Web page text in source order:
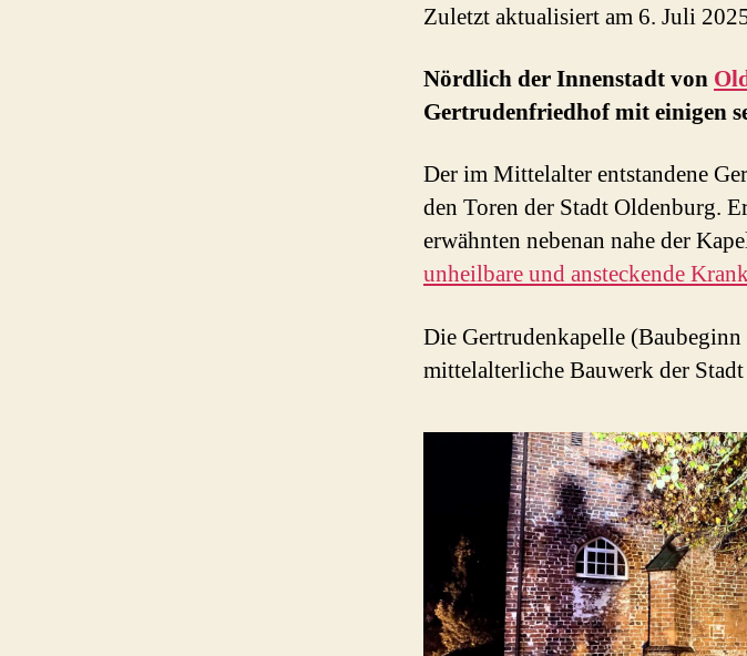
Zuletzt aktualisiert am 6. Juli
Nördlich der Innenstadt von
Gertrudenfriedhof mit einigen
Der im Mittelalter entstandene
den Toren der Stadt Oldenburg.
erwähnten nebenan nahe der
unheilbare und ansteckende
Die Gertrudenkapelle
mittelalterliche Bauwerk der